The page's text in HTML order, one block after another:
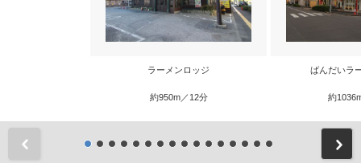
ラーメンロッジ
約950m／12分
ばんだいラ
約